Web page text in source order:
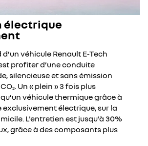
électrique
véhicule Renault E-Tech
profiter d’une conduite
silencieuse et sans émission
2. Un « plein » 3 fois plus
véhicule thermique grâce à
exclusivement électrique, sur la
L'entretien est jusqu'à 30%
grâce à des composants plus